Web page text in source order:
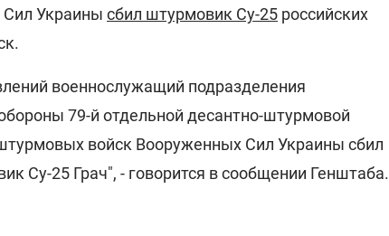
Украины сбил штурмовик Су-25 российских
военнослужащий подразделения
79-й отдельной десантно-штурмовой
войск Вооруженных Сил Украины сбил
Су-25 Грач", - говорится в сообщении Генштаба.